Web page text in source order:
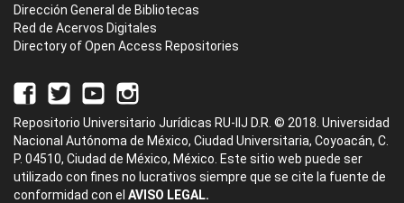
Dirección General de Bibliotecas
Red de Acervos Digitales
Directory of Open Access Repositories
Repositorio Universitario Jurídicas RU-IIJ D.R. © 2018. Universidad
Nacional Autónoma de México, Ciudad Universitaria, Coyoacán, C.
P. 04510, Ciudad de México, México. Este sitio web puede ser
utilizado con fines no lucrativos siempre que se cite la fuente de
conformidad con el AVISO LEGAL.